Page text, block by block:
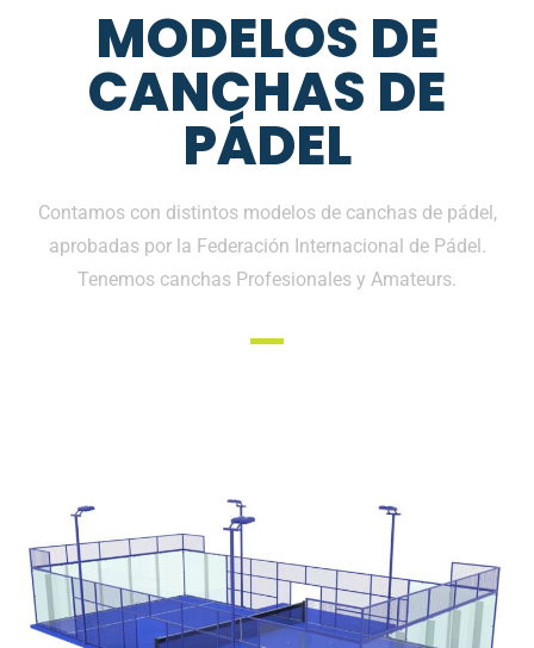
MODELOS DE
CANCHAS DE
PÁDEL
Contamos con distintos modelos de canchas de pádel,
aprobadas por la Federación Internacional de Pádel.
Tenemos canchas Profesionales y Amateurs.